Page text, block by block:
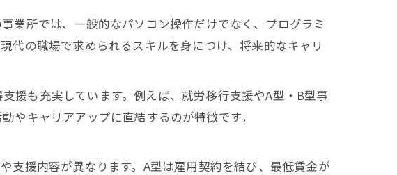
業所では、一般的なパソコン操作だけでなく、プログラミ
代の職場で求められるスキルを身につけ、将来的なキャリ
援も充実しています。例えば、就労移行支援やA型・B型事
やキャリアアップに直結するのが特徴です。
支援内容が異なります。A型は雇用契約を結び、最低賃金が